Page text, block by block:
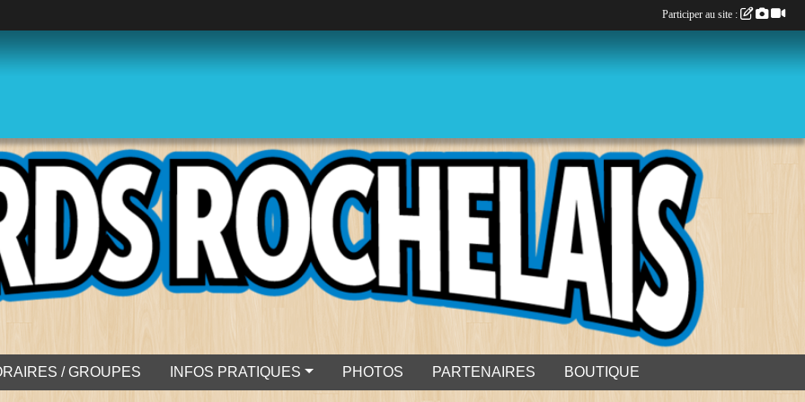
/ GROUPES INFOS PRATIQUES PHOTOS PARTENAIRES BOUTIQUE
Participer au site :